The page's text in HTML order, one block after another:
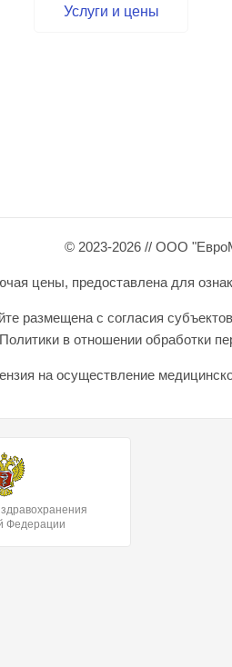
Услуги и цены
© 2023-2026 // ООО
цены, предоставлена для
размещена с согласия
в отношении обработки
на осуществление
Федерации